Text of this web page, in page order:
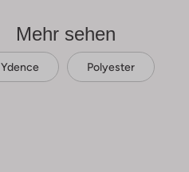
Mehr sehen
Ydence Polyester